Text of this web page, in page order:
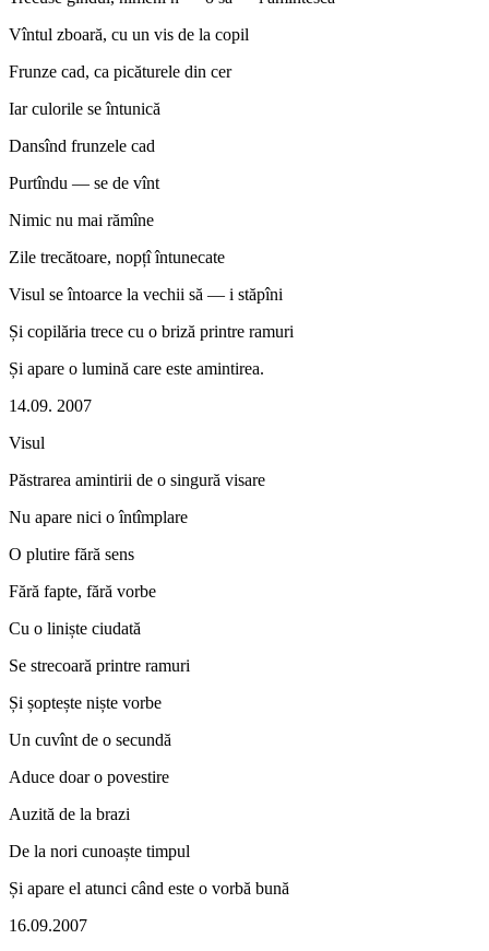
Vîntul zboară, cu un vis de la copil
Frunze cad, ca picăturele din cer
Iar culorile se întunică
Dansînd frunzele cad
Purtîndu — se de vînt
Nimic nu mai rămîne
Zile trecătoare, nopțî întunecate
Visul se întoarce la vechii să — i stăpîni
Și copilăria trece cu o briză printre ramuri
Și apare o lumină care este amintirea.
14.09. 2007
Visul
Păstrarea amintirii de o singură visare
Nu apare nici o întîmplare
O plutire fără sens
Fără fapte, fără vorbe
Cu o liniște ciudată
Se strecoară printre ramuri
Și șoptește niște vorbe
Un cuvînt de o secundă
Aduce doar o povestire
Auzită de la brazi
De la nori cunoaște timpul
Și apare el atunci când este o vorbă bună
16.09.2007